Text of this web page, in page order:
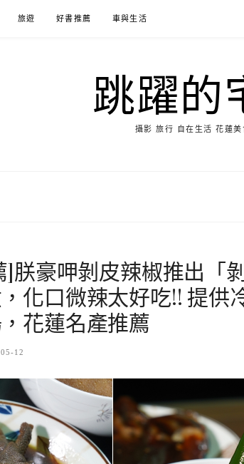
旅遊 好書推薦 車與生活
跳躍的
攝影 旅行 自在生活 花蓮美
朕豪呷剝皮辣椒推出「
化口微辣太好吃!! 提供
花蓮名產推薦
12